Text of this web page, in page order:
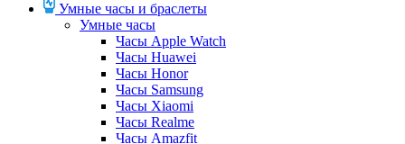
Умные часы и браслеты
Умные часы
Часы Apple Watch
Часы Huawei
Часы Honor
Часы Samsung
Часы Xiaomi
Часы Realme
Часы Amazfit